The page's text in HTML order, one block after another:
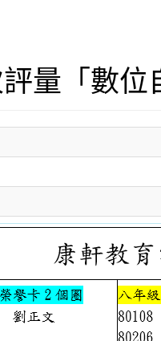
量「數